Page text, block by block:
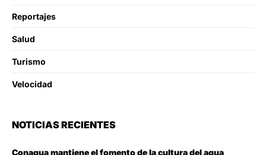
Reportajes
Salud
Turismo
Velocidad
NOTICIAS RECIENTES
Conagua mantiene el fomento de la cultura del agua